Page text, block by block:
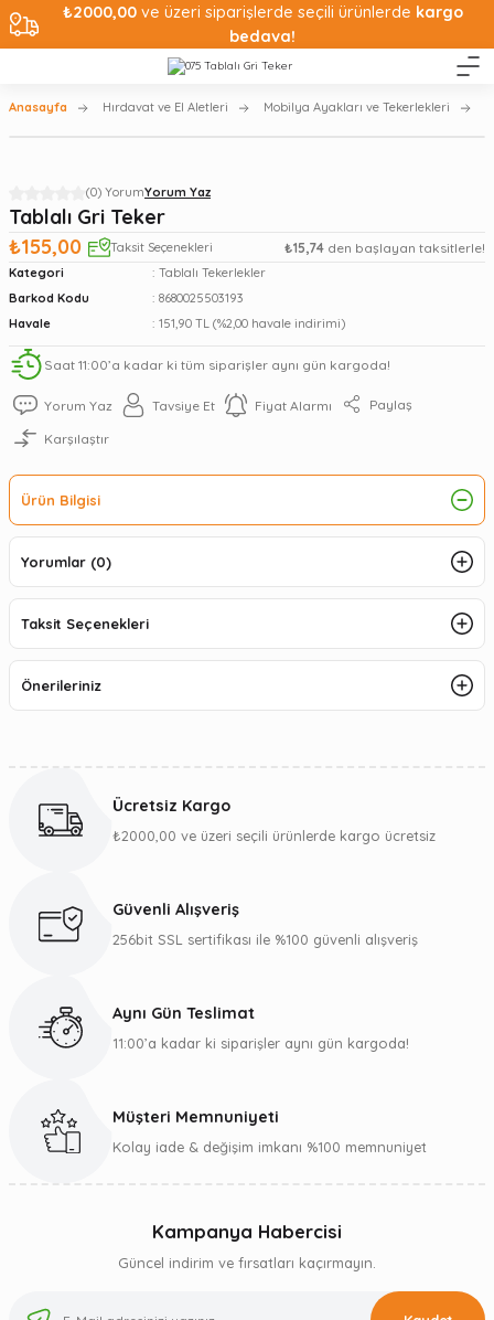
₺2000,00ve üzeri siparişlerde seçili ürünlerde kargo
bedava!
Anasayfa Hırdavat ve El Aletleri Mobilya Ayakları ve Tekerlekleri
(0) YorumYorum Yaz
Tablalı Gri Teker
₺155,00
Taksit Seçenekleri ₺15,74 den başlayan taksitlerle!
Kategori
Tablalı Tekerlekler
Barkod Kodu
8680025503193
Havale
151,90 TL (%2,00 havale indirimi)
Saat 11:00’a kadar ki tüm siparişler aynı gün kargoda!
Yorum Yaz Tavsiye Et Fiyat Alarmı Paylaş
Karşılaştır
Ürün Bilgisi
Yorumlar (0)
Taksit Seçenekleri
Önerileriniz
Ücretsiz Kargo
₺2000,00 ve üzeri seçili ürünlerde kargo ücretsiz
Güvenli Alışveriş
256bit SSL sertifikası ile %100 güvenli alışveriş
Aynı Gün Teslimat
11:00’a kadar ki siparişler aynı gün kargoda!
Müşteri Memnuniyeti
Kolay iade & değişim imkanı %100 memnuniyet
Kampanya Habercisi
Güncel indirim ve fırsatları kaçırmayın.